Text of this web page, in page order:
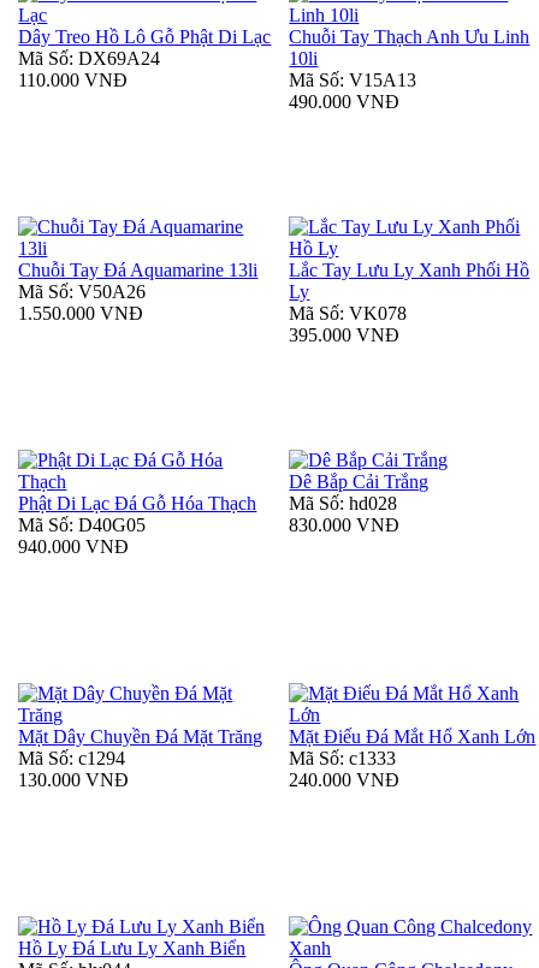
Dây Treo Hồ Lô Gỗ Phật Di Lạc
Mã Số: DX69A24
110.000 VNĐ
Chuỗi Tay Thạch Anh Ưu Linh
10li
Mã Số: V15A13
490.000 VNĐ
Chuỗi Tay Đá Aquamarine 13li
Mã Số: V50A26
1.550.000 VNĐ
Lắc Tay Lưu Ly Xanh Phối Hồ
Ly
Mã Số: VK078
395.000 VNĐ
Phật Di Lạc Đá Gỗ Hóa Thạch
Mã Số: D40G05
940.000 VNĐ
Dê Bắp Cải Trắng
Mã Số: hd028
830.000 VNĐ
Mặt Dây Chuyền Đá Mặt Trăng
Mã Số: c1294
130.000 VNĐ
Mặt Điếu Đá Mắt Hổ Xanh Lớn
Mã Số: c1333
240.000 VNĐ
Hồ Ly Đá Lưu Ly Xanh Biển